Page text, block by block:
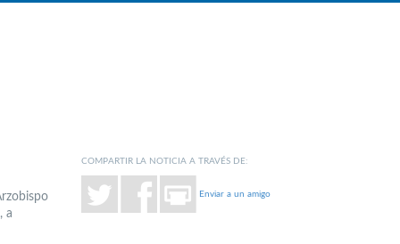
a
COMPARTIR LA NOTICIA A TRAVÉS DE:
Enviar a un amigo